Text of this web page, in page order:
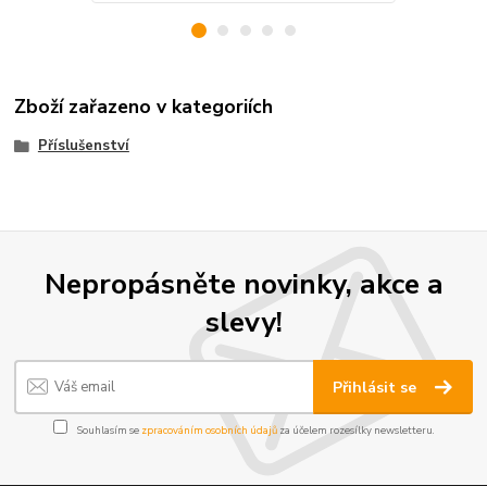
Zboží zařazeno v kategoriích
Příslušenství
Nepropásněte novinky, akce a
slevy!
Přihlásit se
Souhlasím se zpracováním osobních údajůza účelem rozesílky newsletteru.